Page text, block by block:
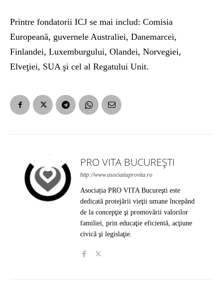
Printre fondatorii ICJ se mai includ: Comisia
Europeană, guvernele Australiei, Danemarcei,
Finlandei, Luxemburgului, Olandei, Norvegiei,
Elveţiei, SUA şi cel al Regatului Unit.
PRO VITA BUCUREȘTI
http://www.asociatiaprovita.ro
Asociația PRO VITA Bucureşti este
dedicată protejării vieţii umane începând
de la concepţie şi promovării valorilor
familiei, prin educaţie eficientă, acţiune
civică şi legislaţie.